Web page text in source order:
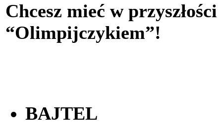
Chcesz mieć w
“Olimpijczykiem”!
BAJTEL